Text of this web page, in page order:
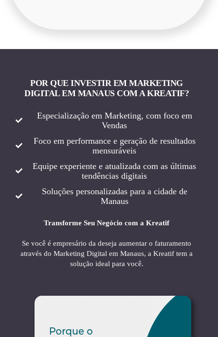
POR QUE INVESTIR EM MARKETING
DIGITAL EM MANAUS COM A KREATIF?
Especialização em Marketing, com foco em
Vendas
Foco em performance e geração de resultados
mensuráveis
Equipe experiente e atualizada com as últimas
tendências digitais
Soluções personalizadas para a cidade de
Manaus
Transforme Seu Negócio com a Kreatif
Se você é empresário da deseja aumentar o faturamento
através do Marketing Digital em Manaus, a Kreatif tem a
solução ideal para você.